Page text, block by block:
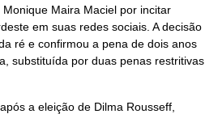
Maira Maciel por incitar
em suas redes sociais. A decisão
ré e confirmou a pena de dois anos
substituída por duas penas restritivas
a eleição de Dilma Rousseff,